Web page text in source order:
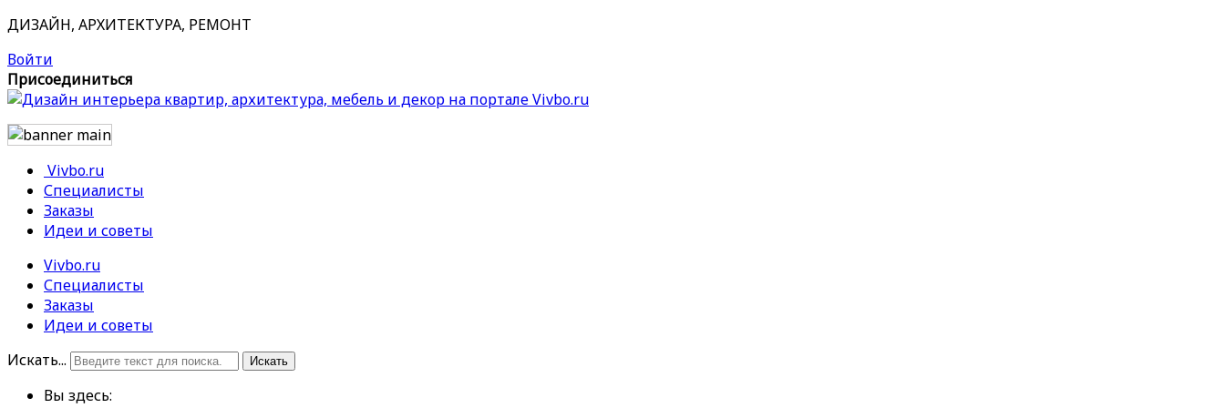
ДИЗАЙН, АРХИТЕКТУРА, РЕМОНТ
Войти
Присоединиться
Vivbo.ru
Специалисты
Заказы
Идеи и советы
Vivbo.ru
Специалисты
Заказы
Идеи и советы
Искать...
Искать
Вы здесь: